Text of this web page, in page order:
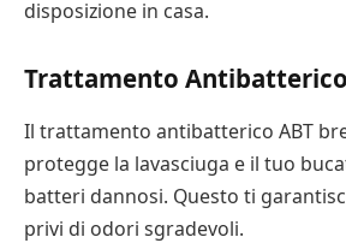
disposizione in casa.
Trattamento
Il trattamento antibatterico ABT
protegge la lavasciuga e il tuo
batteri dannosi. Questo ti
privi di odori sgradevoli.